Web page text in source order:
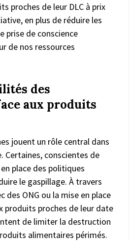
proches de leur DLC à prix
en plus de réduire les
prise de conscience
de nos ressources
des
aux produits
jouent un rôle central dans
Certaines, conscientes de
place des politiques
le gaspillage. À travers
des ONG ou la mise en place
produits proches de leur date
de limiter la destruction
alimentaires périmés.